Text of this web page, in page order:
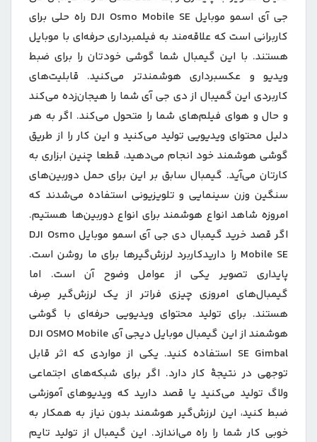
جی آی اسمو موبایل DJI Osmo Mobile SE راه‌ حلی برای
کاربرانی است که علاقه‌مند به فیلمبرداری حرفه‌ای با موبایل
هستند. با این گیمبال شما گوشی خودتان را برای ضبط
ویدیو و عکسبرداری هوشمندتر می‌کنید. قابلیت‌های
کاربردی این گمیبال از دی جی آی شما را هیجان‌زده می‌کند
و حال و هوای فیلم‌های شما را متحول می‌کند. اگر به هر
دلیل محتوای ویدیویی تولید می‌کنید و این کار را از طریق
گوشی هوشمند خود انجام می‌دهید، قطعا چنین ابزاری به
کارتان می‌آید. گیمبال سابق بر این برای حمل دوربین‌های
سنگین وزن سینمایی و تلویزیونی استفاده می‌شدند که
امروزه شاهد انواع هوشمند برای انواع دوربین‌ها هستیم.
اگر قصد خرید گیمبال دی جی آی اسمو موبایل DJI Osmo
Mobile SE را داریدکاربرد لرزش‌گیرها برای ما روشن است.
پایداری تصویر یکی از عوامل وضوح آن است. اما
گیمبال‌های امروزی چیزی فراتر از یک لرزش‌گیر صِرف
هستند. برای تولید محتوای ویدیویی حرفه‌ای با گوشی
هوشمند از این گیمبال موبایل دیجی آی DJI OSMO Mobile
SE Gimbal استفاده کنید. یکی از مواردی که اثر قابل
توجهی در نتیجۀ کار دارد. اگر برای شبکه‌های اجتماعی
ولاگ تولید می‌کنید یا قصد دارید که ویدیوهای آموزشی
ضبط کنید، این لرزش‌گیر هوشمند بدون نیاز به همکار به
خوبی کار شما را راه می‌اندازد. این گیمبال از تولید تایم